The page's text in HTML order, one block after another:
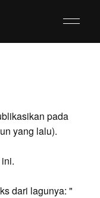
pada
yang lalu).
dari lagunya: "